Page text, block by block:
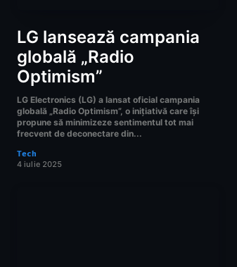
LG lansează campania
globală „Radio
Optimism”
LG Electronics (LG) a lansat oficial campania
globală „Radio Optimism”, o inițiativă care își
propune să minimizeze sentimentul tot mai
frecvent de deconectare din...
Tech
4 iulie 2025